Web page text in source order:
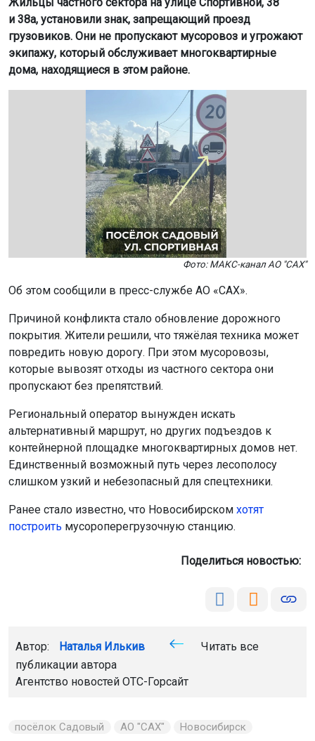
и 38а, установили знак, запрещающий проезд
грузовиков. Они не пропускают мусоровоз и угрожают
экипажу, который обслуживает многоквартирные
дома, находящиеся в этом районе.
Фото: МАКС-канал АО "САХ"
Об этом сообщили в пресс-службе АО «САХ».
Причиной конфликта стало обновление дорожного
покрытия. Жители решили, что тяжёлая техника может
повредить новую дорогу. При этом мусоровозы,
которые вывозят отходы из частного сектора они
пропускают без препятствий.
Региональный оператор вынужден искать
альтернативный маршрут, но других подъездов к
контейнерной площадке многоквартирных домов нет.
Единственный возможный путь через лесополосу
слишком узкий и небезопасный для спецтехники.
Ранее стало известно, что Новосибирском хотят
построить мусороперегрузочную станцию.
Поделиться новостью:
Автор: Наталья Илькив
Читать все
публикации автора
Агентство новостей ОТС-Горсайт
посёлок Садовый АО "САХ" Новосибирск